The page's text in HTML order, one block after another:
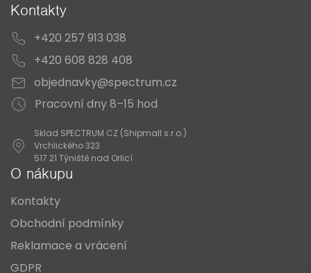
Kontakty
+420 257 913 038
+420 608 828 408
objednavky@spectrum.cz
Pracovní dny 8–15 hod
Sklad SPECTRUM CZ (Shipmall s.r.o.)
Vrchlického 323
517 21 Týniště nad Orlicí
O nákupu
Kontakty
Obchodní podmínky
Reklamace a vrácení
GDPR